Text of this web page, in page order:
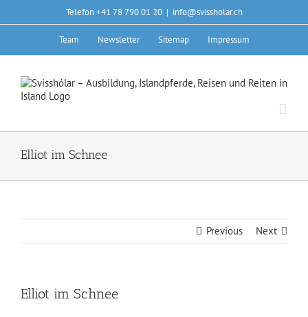
Telefon +41 78 790 01 20 | info@svissholar.ch
Team Newsletter Sitemap Impressum
Elliot im Schnee
Previous Next
Elliot im Schnee